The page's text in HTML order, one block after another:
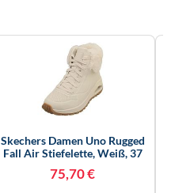
Skechers Damen Uno Rugged
Fall Air Stiefelette, Weiß, 37
75,70 €